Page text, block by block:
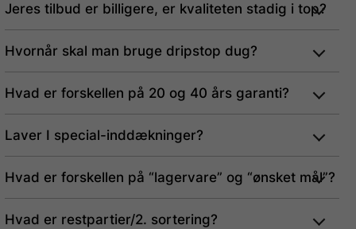
Jeres tilbud er billigere, er kvaliteten stadig i top?
Hvornår skal man bruge dripstop dug?
Hvad er forskellen på 20 og 40 års garanti?
Laver I special-inddækninger?
Hvad er forskellen på “lagervare” og “ønsket mål”?
Hvad er restpartier/2. sortering?